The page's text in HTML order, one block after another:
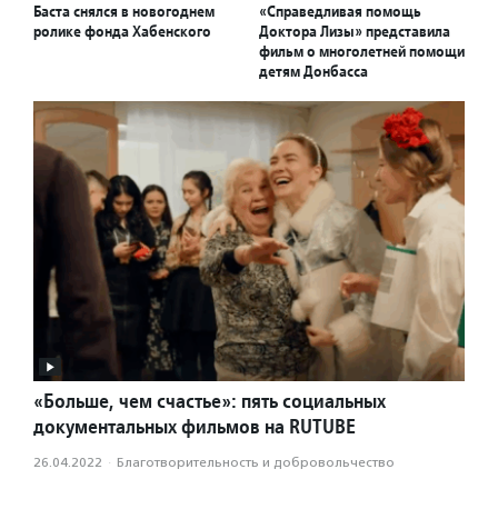
Баста снялся в новогоднем
ролике фонда Хабенского
«Справедливая помощь
Доктора Лизы» представила
фильм о многолетней помощи
детям Донбасса
«Больше, чем счастье»: пять социальных
документальных фильмов на RUTUBE
26.04.2022 · Благотвори­тель­ность и доброволь­чест­во